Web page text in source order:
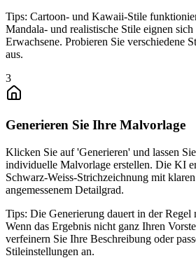
Tips: Cartoon- und Kawaii-Stile
Mandala- und realistische Stile eignen
Erwachsene. Probieren Sie verschiedene
aus.
3
Generieren Sie Ihre Malvorlage
Klicken Sie auf 'Generieren' und lassen
individuelle Malvorlage erstellen. Die KI
Schwarz-Weiss-Strichzeichnung mit
angemessenem Detailgrad.
Tips: Die Generierung dauert in der Regel
Wenn das Ergebnis nicht ganz Ihren
verfeinern Sie Ihre Beschreibung oder
Stileinstellungen an.